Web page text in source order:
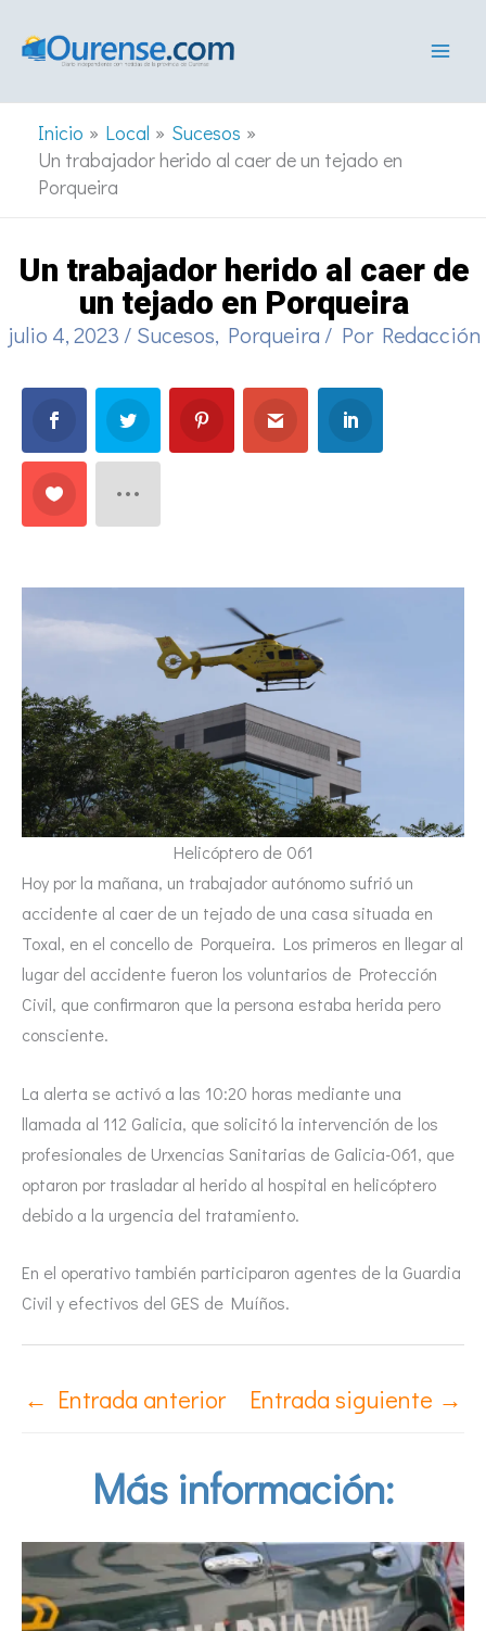
Inicio Local
Sucesos
Un trabajador herido al caer de un tejado en
Porqueira
Un trabajador herido al caer de
un tejado en Porqueira
julio 4, 2023 / Sucesos, Porqueira / Por Redacción
Helicóptero de 061
Hoy por la mañana, un trabajador autónomo sufrió un
accidente al caer de un tejado de una casa situada en
Toxal, en el concello de Porqueira. Los primeros en llegar al
lugar del accidente fueron los voluntarios de Protección
Civil, que confirmaron que la persona estaba herida pero
consciente.
La alerta se activó a las 10:20 horas mediante una
llamada al 112 Galicia, que solicitó la intervención de los
profesionales de Urxencias Sanitarias de Galicia-061, que
optaron por trasladar al herido al hospital en helicóptero
debido a la urgencia del tratamiento.
En el operativo también participaron agentes de la Guardia
Civil y efectivos del GES de Muíños.
← Entrada anterior Entrada siguiente →
Más información: